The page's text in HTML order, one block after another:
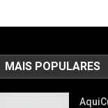
MAIS POPULARES